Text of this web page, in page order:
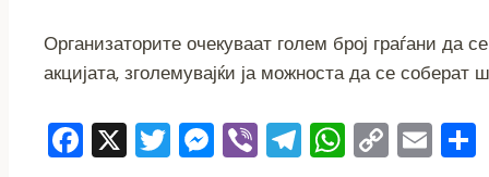
Организаторите очекуваат голем број граѓани да
акцијата, зголемувајќи ја можноста да се
F X T M Vi T W C E